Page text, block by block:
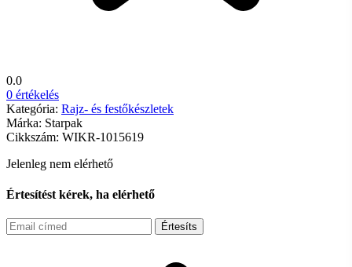
0.0
0 értékelés
Kategória: Rajz- és festőkészletek
Márka: Starpak
Cikkszám: WIKR-1015619
Jelenleg nem elérhető
Értesítést kérek, ha elérhető
Értesíts